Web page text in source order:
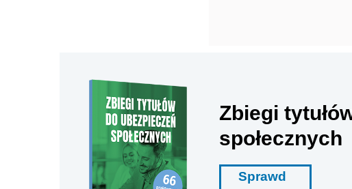
Zbiegi
społecznych
Sprawd